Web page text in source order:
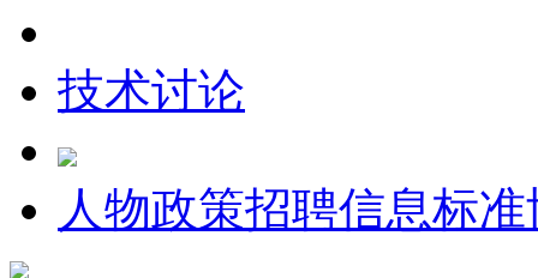
技术讨论
人物政策招聘信息标准